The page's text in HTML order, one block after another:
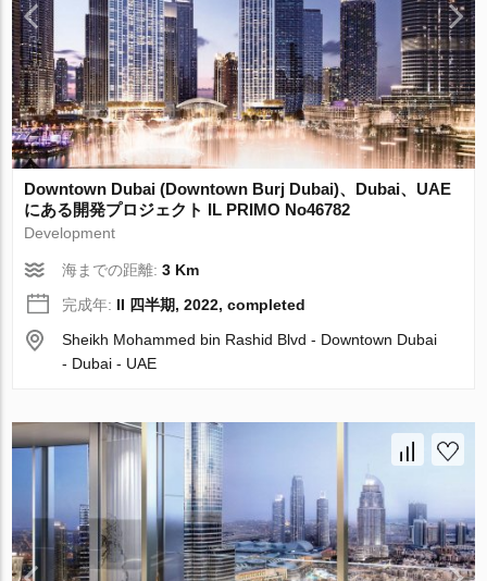
Downtown Dubai (Downtown Burj Dubai)、Dubai、UAE
にある開発プロジェクト IL PRIMO No46782
Development
海までの距離:3 Km
完成年: II 四半期, 2022, completed
Sheikh Mohammed bin Rashid Blvd - Downtown Dubai
- Dubai - UAE